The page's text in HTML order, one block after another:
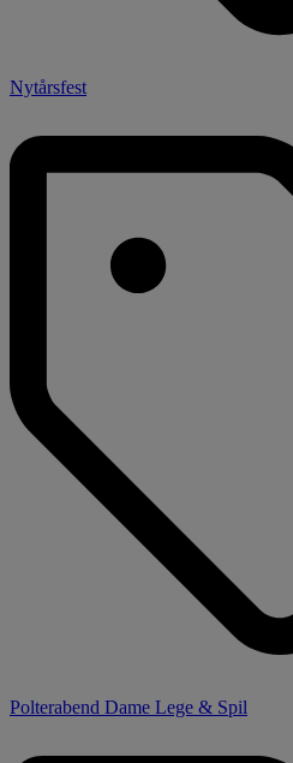
Nytårsfest
Polterabend Dame Lege & Spil